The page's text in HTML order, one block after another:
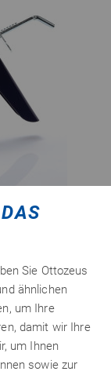
Ein
und sauberen
Sie Ottozeus
ähnlichen
um Ihre
damit wir Ihre
um Ihnen
sowie zur